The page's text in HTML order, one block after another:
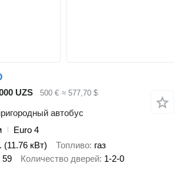
UZS
500 € ≈ 577,70 $
автобус
Euro 4
(11.76 кВт) Топливо газ
59 Количество дверей 1-2-0